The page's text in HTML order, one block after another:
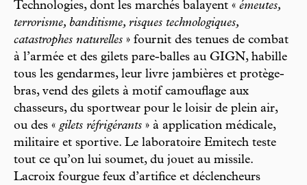
Technologies, dont les marchés balayent « émeutes,
terrorisme, banditisme, risques technologiques,
catastrophes naturelles » fournit des tenues de combat
à l’armée et des gilets pare-balles au GIGN, habille
tous les gendarmes, leur livre jambières et protège-
bras, vend des gilets à motif camouflage aux
chasseurs, du sportwear pour le loisir de plein air,
ou des « gilets réfrigérants » à application médicale,
militaire et sportive. Le laboratoire Emitech teste
tout ce qu’on lui soumet, du jouet au missile.
Lacroix fourgue feux d’artifice et déclencheurs